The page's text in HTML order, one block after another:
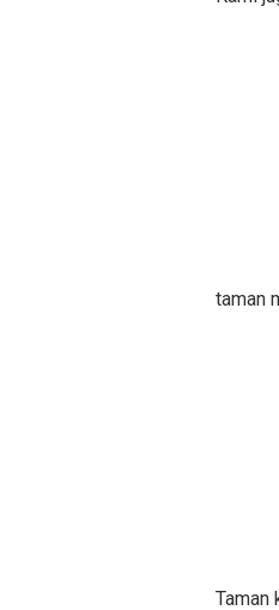
taman
Taman